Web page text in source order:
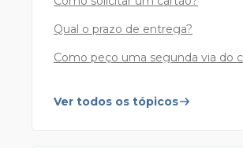
Qual o prazo de entrega?
Como peço uma segunda via do
Ver todos os tópicos